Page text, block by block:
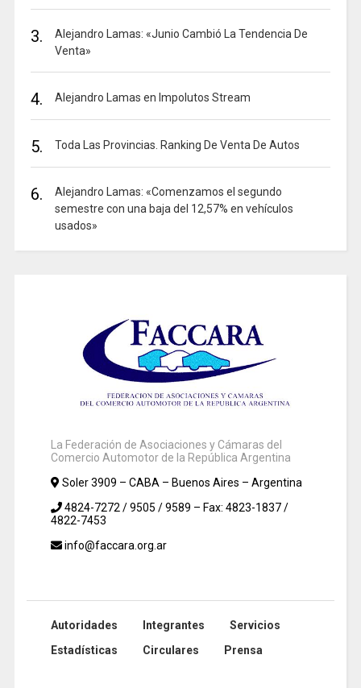
3.
Alejandro Lamas: «Junio Cambió La Tendencia De
Venta»
4. Alejandro Lamas en Impolutos Stream
5. Toda Las Provincias. Ranking De Venta De Autos
6.
Alejandro Lamas: «Comenzamos el segundo
semestre con una baja del 12,57% en vehículos
usados»
La Federación de Asociaciones y Cámaras del
Comercio Automotor de la República Argentina
Soler 3909 – CABA – Buenos Aires – Argentina
4824-7272 / 9505 / 9589 – Fax: 4823-1837 /
4822-7453
info@faccara.org.ar
Autoridades Integrantes
Servicios
Estadísticas
Circulares Prensa